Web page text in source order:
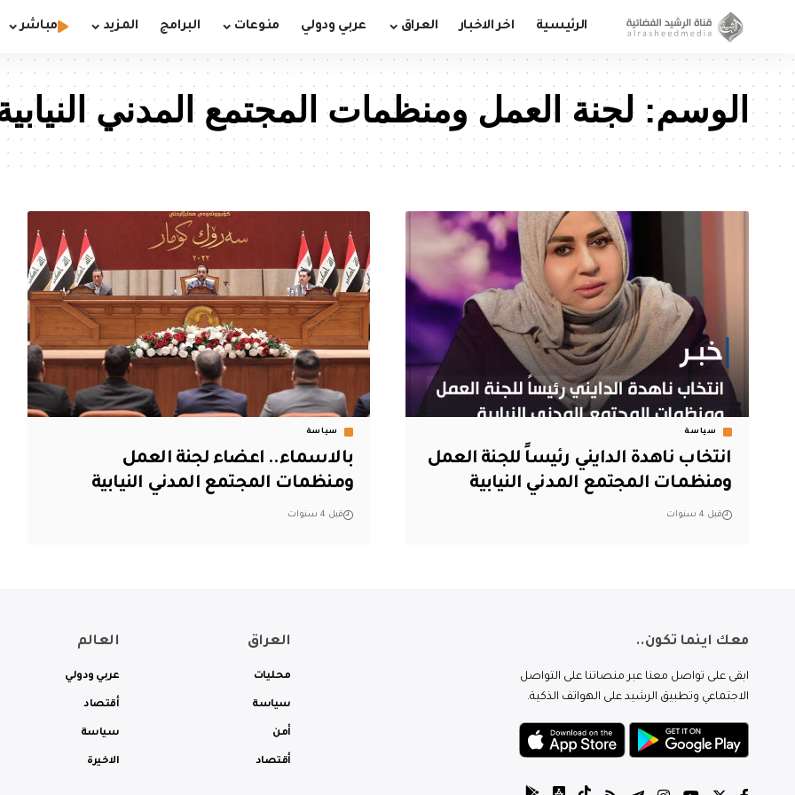
الرئيسية اخر الاخبار العراق عربي ودولي منوعات البرامج المزيد مباشر
الوسم: لجنة العمل ومنظمات المجتمع المدني
سياسة
انتخاب ناهدة الدايني رئيساً للجنة العمل
ومنظمات المجتمع المدني النيابية
قبل 4 سنوات
سياسة
بالاسماء.. اعضاء لجنة العمل
ومنظمات المجتمع المدني النيابية
قبل 4 سنوات
معك اينما تكون..
ابقى على تواصل معنا عبر منصاتنا على التواصل
الاجتماعي وتطبيق الرشيد على الهواتف الذكية.
العراق
محليات
سياسة
أمن
أقتصاد
العالم
عربي ودولي
أقتصاد
سياسة
الاخيرة